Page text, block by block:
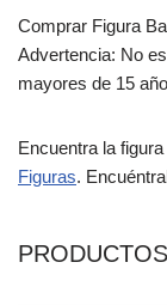
Comprar Figura
Advertencia: No
mayores de 15
Encuentra la
Figuras.